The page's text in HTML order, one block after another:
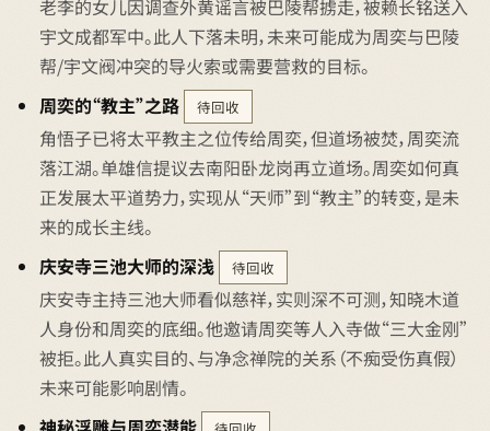
老李的女儿因调查外黄谣言被巴陵帮掳走，被赖长铭送入
宇文成都军中。此人下落未明，未来可能成为周奕与巴陵
帮/宇文阀冲突的导火索或需要营救的目标。
周奕的“教主”之路
待回收
角悟子已将太平教主之位传给周奕，但道场被焚，周奕流
落江湖。单雄信提议去南阳卧龙岗再立道场。周奕如何真
正发展太平道势力，实现从“天师”到“教主”的转变，是未
来的成长主线。
庆安寺三池大师的深浅
待回收
庆安寺主持三池大师看似慈祥，实则深不可测，知晓木道
人身份和周奕的底细。他邀请周奕等人入寺做“三大金刚”
被拒。此人真实目的、与净念禅院的关系（不痴受伤真假）
未来可能影响剧情。